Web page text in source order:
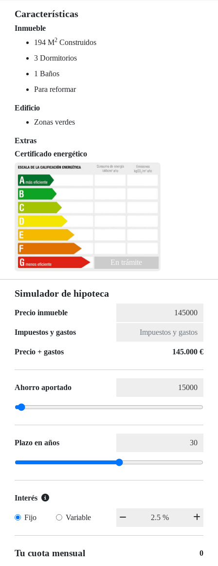
Características
Inmueble
194 M2 Construidos
3 Dormitorios
1 Baños
Para reformar
Edificio
Zonas verdes
Extras
Certificado energético
En trámite
Simulador de hipoteca
Precio inmueble
Impuestos y gastos
Precio + gastos 145.000 €
Ahorro aportado
Plazo en años
Interés
Fijo Variable
Tu cuota mensual 0